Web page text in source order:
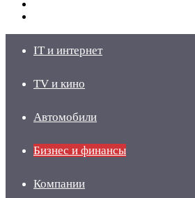
IT и интернет
TV и кино
Автомобили
Бизнес и финансы
Компании